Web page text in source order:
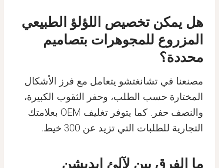
هل يمكن تخصيص اللؤلؤ الطبيعي
المزروع للمجوهرات بتصاميم
محددة؟
مصنعنا في تشانغتشو يتعامل مع فرز الأشكال
المختارة حسب الطلب، وحفر الثقوب الكبيرة،
والنصف حفر. كما يتوفر تغليف OEM بعلامتك
التجارية للطلبات التي تزيد عن 300 خيط.
ما الفرق بين لآلئ إيديشن